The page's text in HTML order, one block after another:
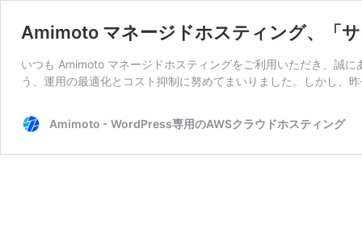
Amimoto マネージドホスティング、「
いつも Amimoto マネージドホスティングをご利用いただき、誠
う、運用の最適化とコスト抑制に努めてまいりました。しかし、
Amimoto - WordPress専用のAWSクラウドホスティング